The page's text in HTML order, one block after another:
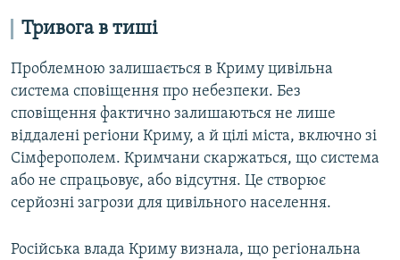
Тривога в тиші
Проблемною залишається в Криму цивільна
система сповіщення про небезпеки. Без
сповіщення фактично залишаються не лише
віддалені регіони Криму, а й цілі міста, включно зі
Сімферополем. Кримчани скаржаться, що система
або не спрацьовує, або відсутня. Це створює
серйозні загрози для цивільного населення.
Російська влада Криму визнала, що регіональна